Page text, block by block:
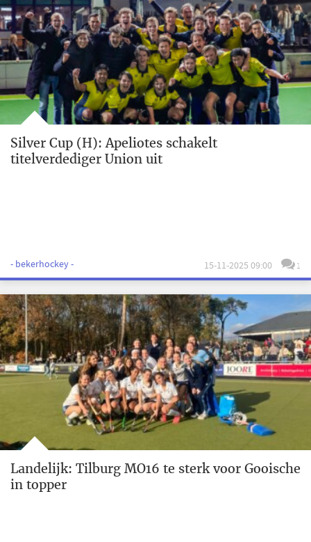
Silver Cup (H): Apeliotes schakelt
titelverdediger Union uit
- bekerhockey - 15-11-2025 09:00 1
Landelijk: Tilburg MO16 te sterk voor Gooische
in topper